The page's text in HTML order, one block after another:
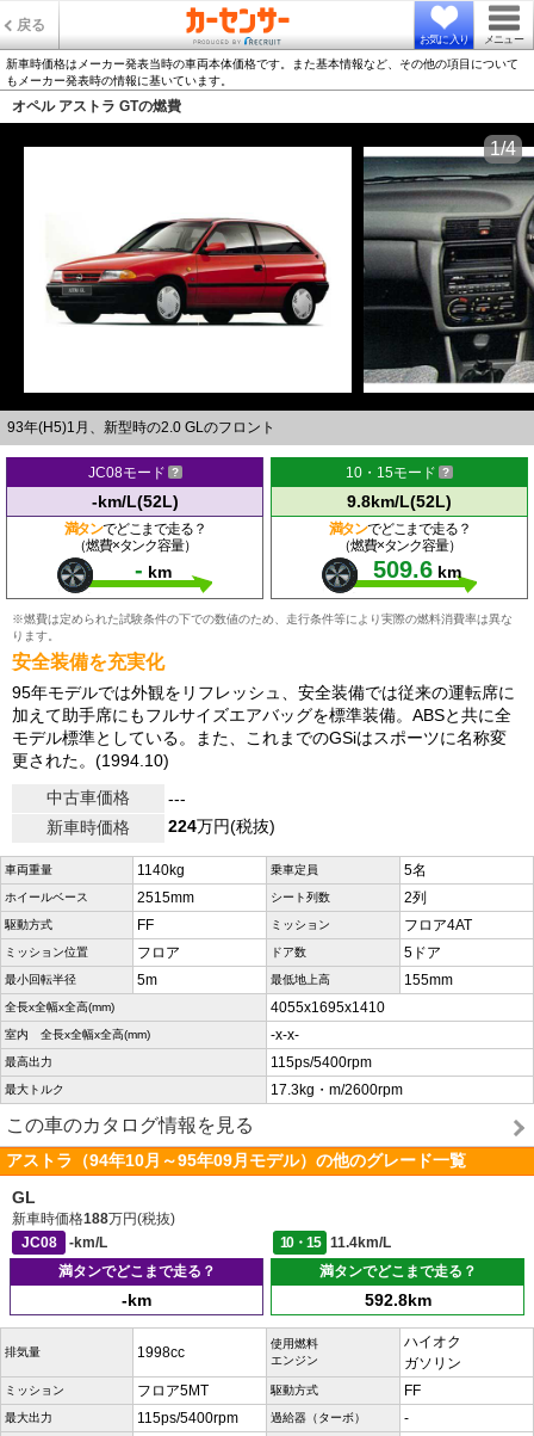
戻る
お気に入り メニュー
新車時価格はメーカー発表当時の車両本体価格です。また基本情報など、その他の項目について
もメーカー発表時の情報に基いています。
オペル アストラ GTの燃費
93年(H5)1月、新型時の2.0 GLのフロント
1/4
JC08モード
-km/L(52L)
満タンでどこまで走る？
（燃費×タンク容量）
- km
10・15モード
9.8km/L(52L)
満タンでどこまで走る？
（燃費×タンク容量）
509.6 km
※燃費は定められた試験条件の下での数値のため、走行条件等により実際の燃料消費率は異な
ります。
安全装備を充実化
95年モデルでは外観をリフレッシュ、安全装備では従来の運転席に
加えて助手席にもフルサイズエアバッグを標準装備。ABSと共に全
モデル標準としている。また、これまでのGSiはスポーツに名称変
更された。(1994.10)
中古車価格
---
新車時価格
224万円(税抜)
車両重量 1140kg 乗車定員 5名
ホイールベース 2515mm シート列数 2列
駆動方式 FF ミッション フロア4AT
ミッション位置 フロア ドア数 5ドア
最小回転半径 5m 最低地上高 155mm
全長x全幅x全高(mm) 4055x1695x1410
室内 全長x全幅x全高(mm) -x-x-
最高出力 115ps/5400rpm
最大トルク 17.3kg・m/2600rpm
この車のカタログ情報を見る
アストラ（94年10月～95年09月モデル）の他のグレード一覧
GL
新車時価格188万円(税抜)
JC08
-km/L 10・15
11.4km/L
満タンでどこまで走る？
-km
満タンでどこまで走る？
592.8km
排気量 1998cc
使用燃料
エンジン
ハイオク
ガソリン
ミッション フロア5MT 駆動方式 FF
最大出力 115ps/5400rpm 過給器（ターボ） -